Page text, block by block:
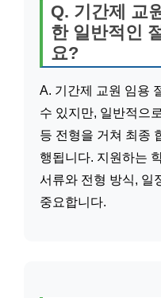
Q. 기간제 교
한 일반적인
요?
A. 기간제 교원 임용
수 있지만, 일반적으
등 전형을 거쳐 최종
행됩니다. 지원하는
서류와 전형 방식, 일
중요합니다.